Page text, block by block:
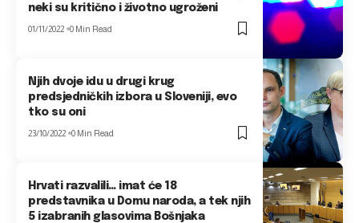
neki su kritično i životno ugroženi
01/11/2022 0 Min Read
Njih dvoje idu u drugi krug
predsjedničkih izbora u Sloveniji, evo
tko su oni
23/10/2022 0 Min Read
Hrvati razvalili… imat će 18
predstavnika u Domu naroda, a tek njih
5 izabranih glasovima Bošnjaka